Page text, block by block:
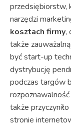
przedsiębiorstw,
narzędzi
kosztach firmy,
także
być start-up
dystrybucję
podczas targów
także
stronie